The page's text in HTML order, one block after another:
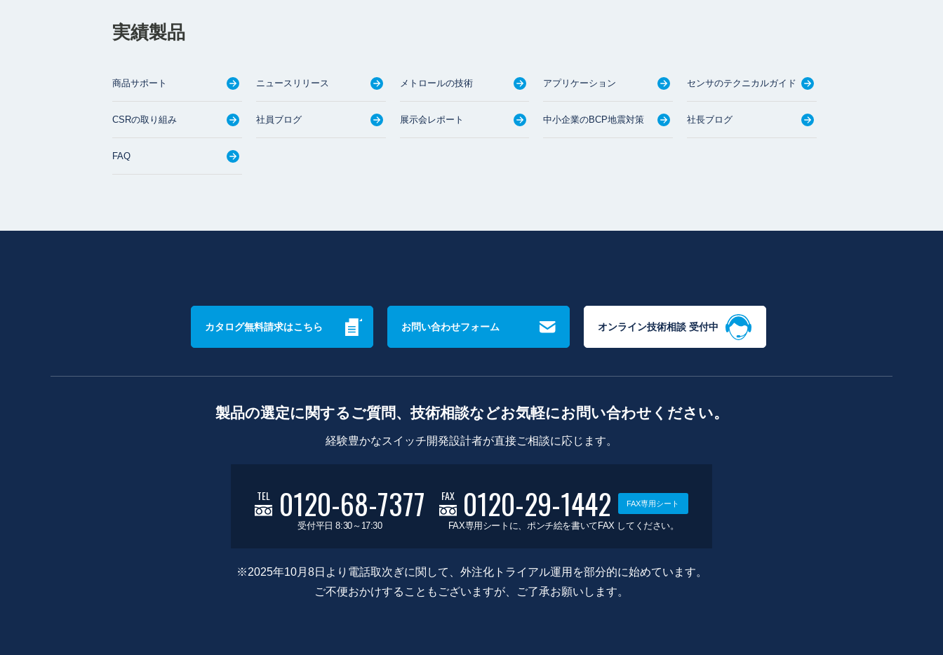
実績製品
商品サポート ニュースリリース メトロールの技術 アプリケーション センサのテクニカルガイド
CSRの取り組み 社員ブログ 展示会レポート 中小企業のBCP地震対策 社長ブログ
FAQ
カタログ無料請求はこちら お問い合わせフォーム オンライン技術相談 受付中
製品の選定に関するご質問、技術相談などお気軽にお問い合わせください。
経験豊かなスイッチ開発設計者が直接ご相談に応じます。
TEL 0120-68-7377
受付平日 8:30～17:30
FAX 0120-29-1442 FAX専用シート
FAX専用シートに、ポンチ絵を書いてFAX してください。
※2025年10月8日より電話取次ぎに関して、外注化トライアル運用を部分的に始めています。
ご不便おかけすることもございますが、ご了承お願いします。